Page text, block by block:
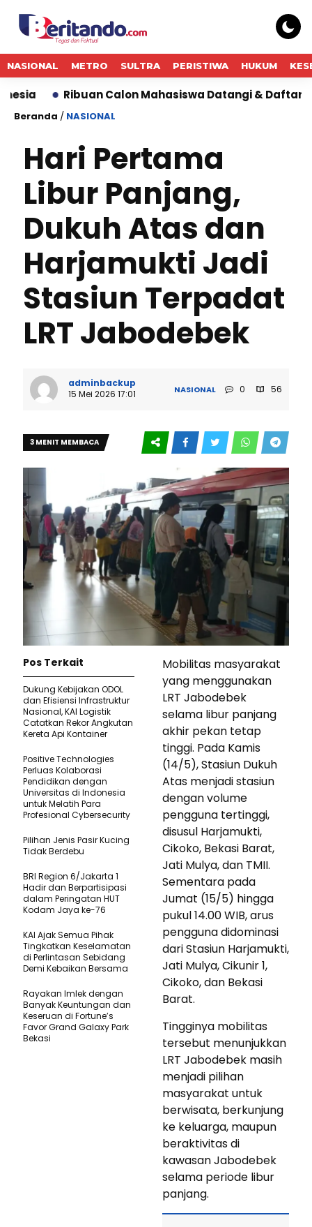
NASIONAL METRO SULTRA PERISTIWA HUKUM
Calon Mahasiswa Datangi & Daftar BINUS
Beranda / NASIONAL
Hari Pertama
Libur Panjang,
Dukuh Atas dan
Harjamukti Jadi
Stasiun Terpadat
LRT Jabodebek
adminbackup
15 Mei 2026 17:01
NASIONAL 0 56
3 MENIT MEMBACA
Mobilitas masyarakat
yang menggunakan
LRT Jabodebek
selama libur panjang
akhir pekan tetap
tinggi. Pada Kamis
(14/5), Stasiun Dukuh
Atas menjadi stasiun
dengan volume
pengguna tertinggi,
disusul Harjamukti,
Cikoko, Bekasi Barat,
Jati Mulya, dan TMII.
Sementara pada
Jumat (15/5) hingga
pukul 14.00 WIB, arus
pengguna didominasi
dari Stasiun Harjamukti,
Jati Mulya, Cikunir 1,
Cikoko, dan Bekasi
Barat.
Tingginya mobilitas
tersebut menunjukkan
LRT Jabodebek masih
menjadi pilihan
masyarakat untuk
berwisata, berkunjung
ke keluarga, maupun
beraktivitas di
kawasan Jabodebek
selama periode libur
panjang.
Pos Terkait
Dukung Kebijakan ODOL
dan Efisiensi Infrastruktur
Nasional, KAI Logistik
Catatkan Rekor Angkutan
Kereta Api Kontainer
Positive Technologies
Perluas Kolaborasi
Pendidikan dengan
Universitas di Indonesia
untuk Melatih Para
Profesional Cybersecurity
Pilihan Jenis Pasir Kucing
Tidak Berdebu
BRI Region 6/Jakarta 1
Hadir dan Berpartisipasi
dalam Peringatan HUT
Kodam Jaya ke-76
KAI Ajak Semua Pihak
Tingkatkan Keselamatan
di Perlintasan Sebidang
Demi Kebaikan Bersama
Rayakan Imlek dengan
Banyak Keuntungan dan
Keseruan di Fortune’s
Favor Grand Galaxy Park
Bekasi